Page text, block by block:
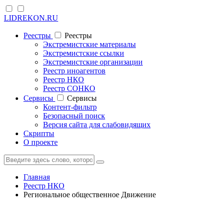
LIDREKON.RU
Реестры
Реестры
Экстремистские материалы
Экстремистские ссылки
Экстремистские организации
Реестр иноагентов
Реестр НКО
Реестр СОНКО
Cервисы
Cервисы
Контент-фильтр
Безопасный поиск
Версия сайта для слабовидящих
Скрипты
О проекте
Главная
Реестр НКО
Региональное общественное Движение